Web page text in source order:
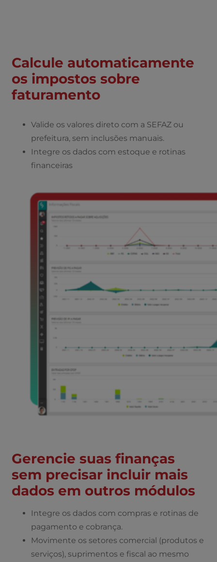
Calcule automaticamente
os impostos sobre
faturamento
Valide os valores direto com a SEFAZ ou
prefeitura, sem inclusões manuais.
Integre os dados com estoque e rotinas
financeiras
Gerencie suas finanças
sem precisar incluir mais
dados em outros módulos
Integre os dados com compras e rotinas de
pagamento e cobrança.
Movimente os setores comercial (produtos e
serviços), suprimentos e fiscal ao mesmo